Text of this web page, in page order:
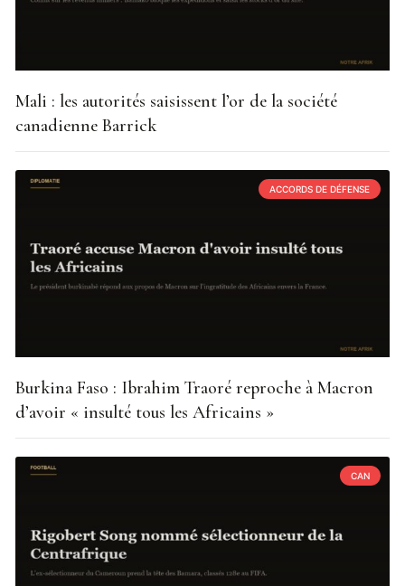
Mali : les autorités saisissent l’or de la société
canadienne Barrick
ACCORDS DE DÉFENSE
Burkina Faso : Ibrahim Traoré reproche à Macron
d’avoir « insulté tous les Africains »
CAN